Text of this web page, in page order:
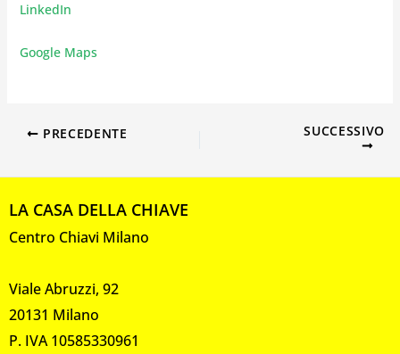
LinkedIn
Google Maps
PRECEDENTE SUCCESSIVO
LA CASA DELLA CHIAVE
Centro Chiavi Milano
Viale Abruzzi, 92
20131 Milano
P. IVA 10585330961